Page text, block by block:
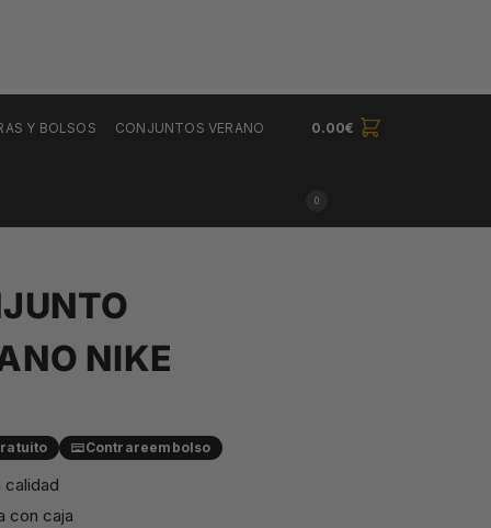
Y BOLSOS CONJUNTOS VERANO 0.00€
0
NIKE
Contrareembolso
calidad
con caja